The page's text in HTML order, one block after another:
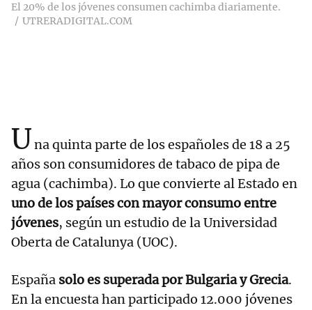
El 20% de los jóvenes consumen cachimba diariamente.
UTRERADIGITAL.COM
Una quinta parte de los españoles de 18 a 25
años son consumidores de tabaco de pipa de
agua (cachimba). Lo que convierte al Estado en
uno de los países con mayor consumo entre
jóvenes, según un estudio de la Universidad
Oberta de Catalunya (UOC).
España solo es superada por Bulgaria y Grecia.
En la encuesta han participado 12.000 jóvenes